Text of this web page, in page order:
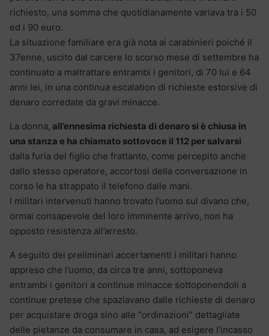
richiesto, una somma che quotidianamente variava tra i 50
ed i 90 euro.
La situazione familiare era già nota ai carabinieri poiché il
37enne, uscito dal carcere lo scorso mese di settembre ha
continuato a maltrattare entrambi i genitori, di 70 lui e 64
anni lei, in una continua escalation di richieste estorsive di
denaro corredate da gravi minacce.
La donna, all’ennesima richiesta di denaro si è chiusa in
una stanza e ha chiamato sottovoce il 112 per salvarsi
dalla furia del figlio che frattanto, come percepito anche
dallo stesso operatore, accortosi della conversazione in
corso le ha strappato il telefono dalle mani.
I militari intervenuti hanno trovato l’uomo sul divano che,
ormai consapevole del loro imminente arrivo, non ha
opposto resistenza all’arresto.
A seguito dei preliminari accertamenti i militari hanno
appreso che l’uomo, da circa tre anni, sottoponeva
entrambi i genitori a continue minacce sottoponendoli a
continue pretese che spaziavano dalle richieste di denaro
per acquistare droga sino alle “ordinazioni” dettagliate
delle pietanze da consumare in casa, ad esigere l’incasso